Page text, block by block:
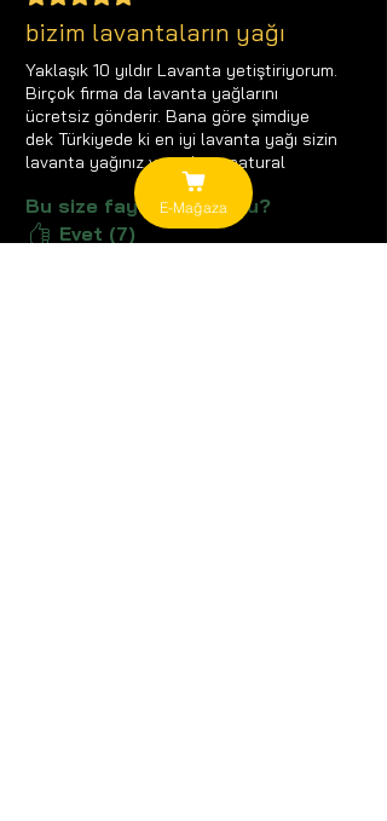
bizim lavantaların yağı
Yaklaşık 10 yıldır Lavanta yetiştiriyorum.
Birçok firma da lavanta yağlarını
ücretsiz gönderir. Bana göre şimdiye
dek Türkiyede ki en iyi lavanta yağı sizin
lavanta yağınız ve sylvan natural
markalı diyarbakırda üretim yapan
firmanın lavanta yağıdır. Zaten lavanta
alımı yaparkenki hassasiyetinizden
Bu size faydalı oldu mu?
Evet (7)
E-Mağaza